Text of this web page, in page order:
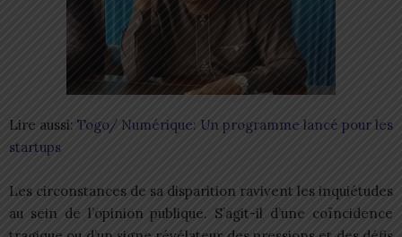
Lire aussi: Togo/ Numérique: Un programme lancé pour les
startups
Les circonstances de sa disparition ravivent les inquiétudes
au sein de l’opinion publique. S’agit-il d’une coïncidence